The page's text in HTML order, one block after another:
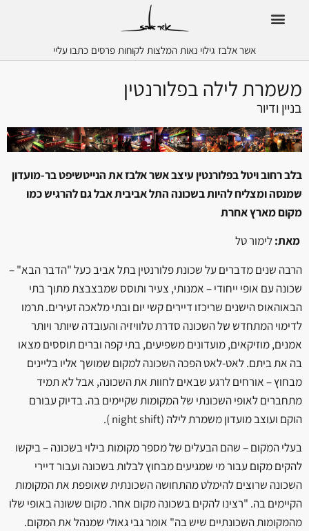
אשר אלבז גילוי נאות המלצות לקוחות פרסים כתבו עליי
משמרת לילה בפלורנטין
בניין ודיור
בלב רחוב ויטל בפלורנטין עיצב אשר אלבז את הנייטשיפט בר-מועדון
שמנסה ומצליח להיות בשכונה התל אביבית אבל גם להרגיש כמו
מקום מארץ אחרת
מאת:לימור טל
הרבה שנים מדברים על שכונת פלורנטין בתל אביב כעל "הדבר הבא" –
שכונה עם אופי ייחודי – אמנותי, צעיר ותוסס שמבצבצת מתוך בתי
הבאוהאוס הישנים שריכזו דיירים קשי יום ובתי מלאכה זעירים. תרמו
לדימוי המתחדש של השכונה סדרת טלוויזיה והעובדה שיותר ויותר
אמנים, מוזיקאים, מועדונים משפיעים, בתי קפה וברים תוססים מצאו
בה את ביתם. לאט-לאט הפכה השכונה למקום שמושך אליו בליינים
מבחוץ – אורחים לרגע שבאים לחוות את השכונה, אבל לא תמיד
מתחברים לאופי השכונתי של המקומות שקיימים בה. בדיוק עבורם
הוקם ועוצב מועדון משמרת לילה (night shift ).
בעלי המקום – שהם הבעלים של מספר מקומות בילוי בשכונה – ביקשו
להקים מקום עבור מי שמגיעים מבחוץ לבלות בשכונה ועבור דיירי
השכונה שרוצים להימלט מהתחושה השכונתית שאופפת את המקומות
הקיימים בה. "רצינו להקים בשכונה מקום אחר. מקום ששונה באופי שלו
מהמקומות השכונתיים שיש בה" אומר גבי גאולי שמנהל את המקום.